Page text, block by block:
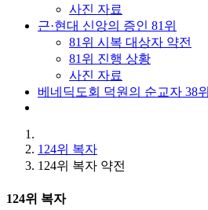
사진 자료
근·현대 신앙의 증인 81위
81위 시복 대상자 약전
81위 진행 상황
사진 자료
베네딕도회 덕원의 순교자 38위
124위 복자
124위 복자 약전
124위 복자